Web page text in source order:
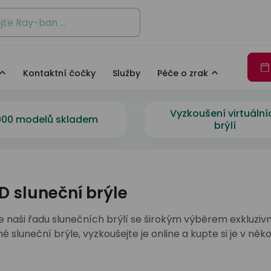
Kontaktní čočky Služby Péče o zrak
Armani
Hilfiger
značek
Více exkluzivních značek
Zajímavosti o DbyD
Armani
značek
Více exkluzivních značek
Staň se osobností s
Jak fungují naše oči
modelů skladem
Vyzkoušení
brýlí
sluneční brýle
naši řadu slunečních brýlí se širokým výběrem
sluneční brýle, vyzkoušejte je online a kupte si je v